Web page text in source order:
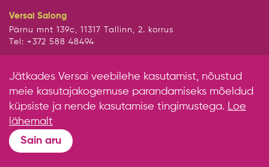
Jätkades Versai veebilehe kasutamist, nõustud
meie kasutajakogemuse parandamiseks mõeldud
küpsiste ja nende kasutamise tingimustega. Loe
lähemalt
Sain aru
Versai Salong
Pärnu mnt 139c, 11317 Tallinn, 2. korrus
Tel: +372 588 48494